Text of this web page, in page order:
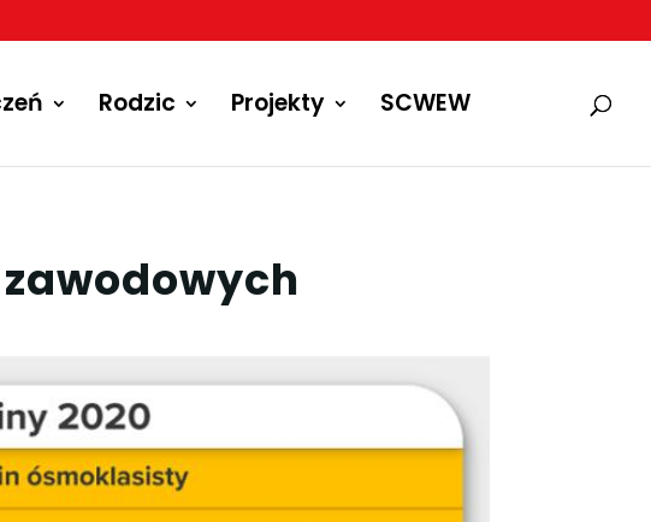
Rodzic Projekty SCWEW